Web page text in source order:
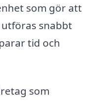
som gör att
snabbt
tid och
som